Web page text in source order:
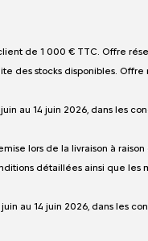
de 1 000 € TTC. Offre
des stocks disponibles.
au 14 juin 2026, dans les
lors de la livraison à
détaillées ainsi que les
au 14 juin 2026, dans les